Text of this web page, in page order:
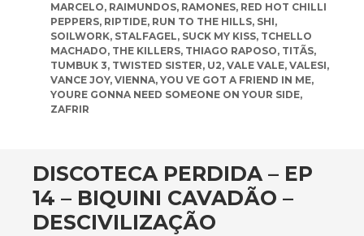
MARCELO, RAIMUNDOS, RAMONES, RED HOT CHILLI
PEPPERS, RIPTIDE, RUN TO THE HILLS, SHI,
SOILWORK, STALFAGEL, SUCK MY KISS, TCHELLO
MACHADO, THE KILLERS, THIAGO RAPOSO, TITÃS,
TUMBUK 3, TWISTED SISTER, U2, VALE VALE, VALESI,
VANCE JOY, VIENNA, YOU VE GOT A FRIEND IN ME,
YOURE GONNA NEED SOMEONE ON YOUR SIDE,
ZAFRIR
DISCOTECA PERDIDA – EP
14 – BIQUINI CAVADÃO –
DESCIVILIZAÇÃO